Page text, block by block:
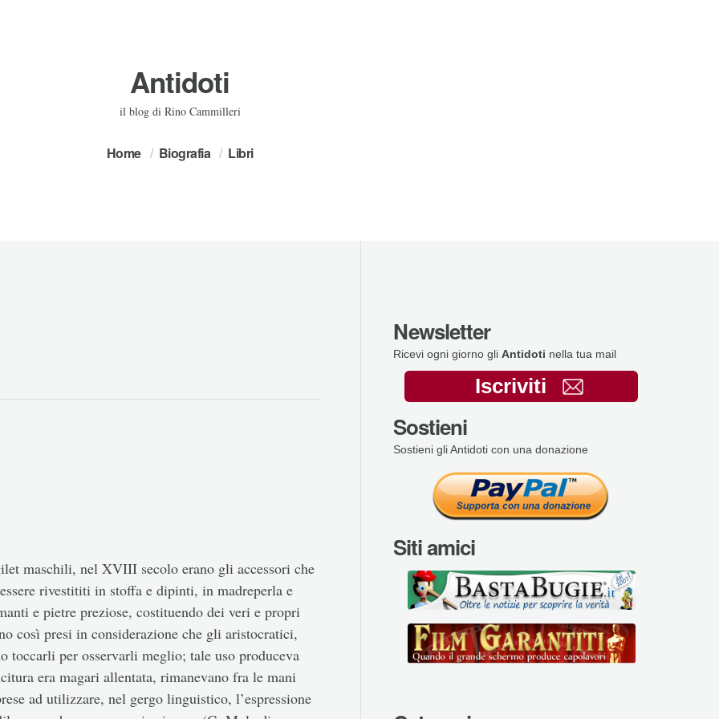
Antidoti
il blog di Rino Cammilleri
Home Biografia Libri
maschili, nel XVIII secolo erano gli accessori che
rivestititi in stoffa e dipinti, in madreperla e
e pietre preziose, costituendo dei veri e propri
così presi in considerazione che gli aristocratici,
toccarli per osservarli meglio; tale uso produceva
era magari allentata, rimanevano fra le mani
ad utilizzare, nel gergo linguistico, l’espressione
Newsletter
Ricevi ogni giorno gli Antidoti nella tua mail
Iscriviti
Sostieni
Sostieni gli Antidoti con una donazione
Siti amici